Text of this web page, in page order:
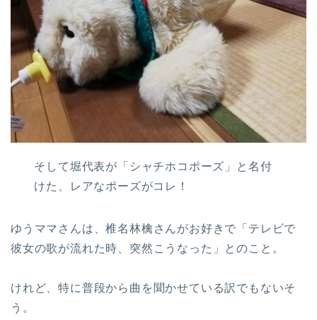
そして堀代表が「シャチホコポーズ」と名付
けた、レアなポーズがコレ！
ゆうママさんは、椎名林檎さんがお好きで「テレビで
彼女の歌が流れた時、突然こうなった」とのこと。
けれど、特に普段から曲を聞かせている訳でもないそ
う。